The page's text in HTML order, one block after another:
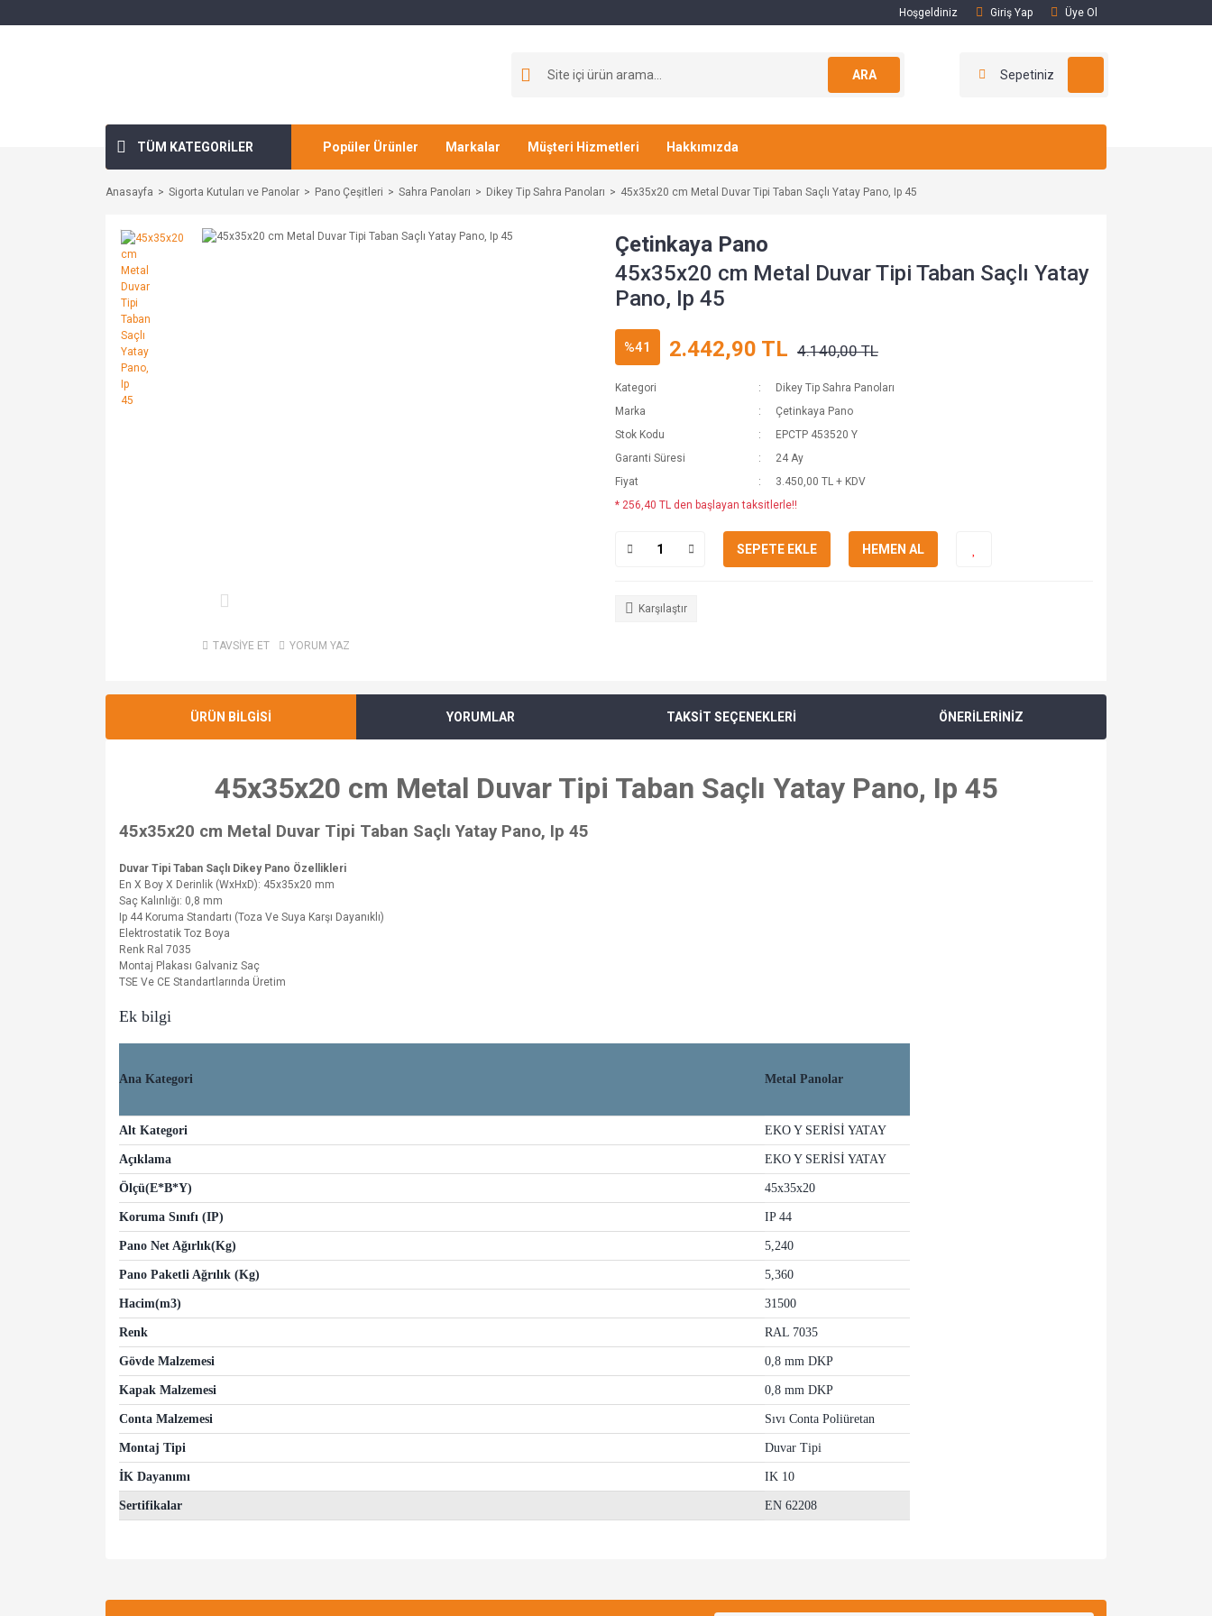
Hoşgeldiniz Giriş Yap Üye Ol
ARA Sepetiniz
TÜM KATEGORİLER Popüler Ürünler Markalar Müşteri Hizmetleri Hakkımızda
Anasayfa Sigorta Kutuları ve Panolar Pano Çeşitleri Sahra Panoları Dikey Tip Sahra Panoları 45x35x20 cm Metal Duvar Tipi Taban Saçlı Yatay Pano, Ip 45
TAVSİYE ET YORUM YAZ
Çetinkaya Pano
45x35x20 cm Metal Duvar Tipi Taban Saçlı Yatay
Pano, Ip 45
%41 2.442,90 TL 4.140,00 TL
Kategori
Dikey Tip Sahra Panoları
Marka
Çetinkaya Pano
Stok Kodu
EPCTP 453520 Y
Garanti Süresi
24 Ay
Fiyat
3.450,00 TL + KDV
* 256,40 TL den başlayan taksitlerle!!
SEPETE EKLE HEMEN AL
Karşılaştır
ÜRÜN BİLGİSİ YORUMLAR TAKSİT SEÇENEKLERİ ÖNERİLERİNİZ
45x35x20 cm Metal Duvar Tipi Taban Saçlı Yatay Pano, Ip 45
45x35x20 cm Metal Duvar Tipi Taban Saçlı Yatay Pano, Ip 45
Duvar Tipi Taban Saçlı Dikey Pano Özellikleri
En X Boy X Derinlik (WxHxD): 45x35x20 mm
Saç Kalınlığı: 0,8 mm
Ip 44 Koruma Standartı (Toza Ve Suya Karşı Dayanıklı)
Elektrostatik Toz Boya
Renk Ral 7035
Montaj Plakası Galvaniz Saç
TSE Ve CE Standartlarında Üretim
Ek bilgi
Ana Kategori Metal Panolar
Alt Kategori EKO Y SERİSİ YATAY
Açıklama EKO Y SERİSİ YATAY
Ölçü(E*B*Y) 45x35x20
Koruma Sınıfı (IP) IP 44
Pano Net Ağırlık(Kg) 5,240
Pano Paketli Ağrılık (Kg) 5,360
Hacim(m3) 31500
Renk RAL 7035
Gövde Malzemesi 0,8 mm DKP
Kapak Malzemesi 0,8 mm DKP
Conta Malzemesi Sıvı Conta Poliüretan
Montaj Tipi Duvar Tipi
İK Dayanımı IK 10
Sertifikalar EN 62208